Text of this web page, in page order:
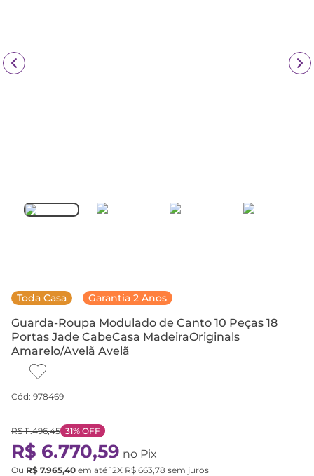
Toda Casa Garantia 2 Anos
Guarda-Roupa Modulado de Canto 10 Peças 18
Portas Jade CabeCasa MadeiraOriginals
Amarelo/Avelã Avelã
Cód: 978469
R$ 11.496,45 31% OFF
R$ 6.770,59 no Pix
Ou R$ 7.965,40 em até 12X R$ 663,78 sem juros